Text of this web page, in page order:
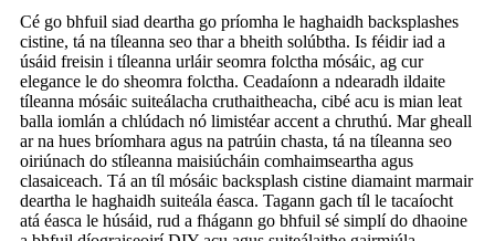
Cé go bhfuil siad deartha go príomha le haghaidh backsplashes
cistine, tá na tíleanna seo thar a bheith solúbtha. Is féidir iad a
úsáid freisin i tíleanna urláir seomra folctha mósáic, ag cur
elegance le do sheomra folctha. Ceadaíonn a ndearadh ildaite
tíleanna mósáic suiteálacha cruthaitheacha, cibé acu is mian leat
balla iomlán a chlúdach nó limistéar accent a chruthú. Mar gheall
ar na hues bríomhara agus na patrúin chasta, tá na tíleanna seo
oiriúnach do stíleanna maisiúcháin comhaimseartha agus
clasaiceach. Tá an tíl mósáic backsplash cistine diamaint marmair
deartha le haghaidh suiteála éasca. Tagann gach tíl le tacaíocht
atá éasca le húsáid, rud a fhágann go bhfuil sé simplí do dhaoine